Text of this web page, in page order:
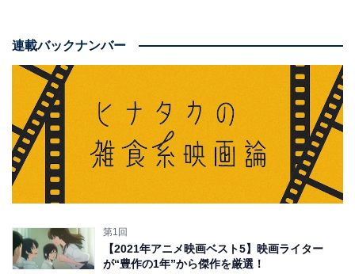
連載バックナンバー
第1回
【2021年アニメ映画ベスト5】映画ライター
が“豊作の1年”から傑作を厳選！